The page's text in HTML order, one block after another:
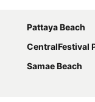
Pattaya Beach
CentralFestival
Samae Beach